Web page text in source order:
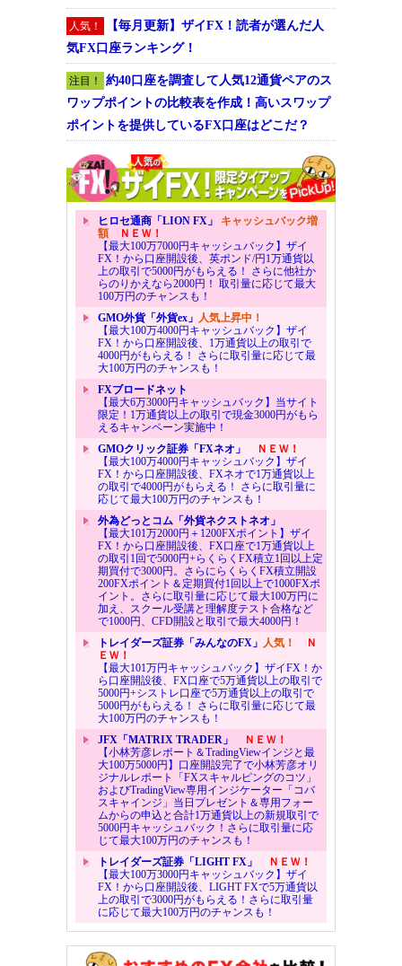
人気！
【毎月更新】ザイFX！読者が選んだ人
気FX口座ランキング！
注目！
約40口座を調査して人気12通貨ペアのス
ワップポイントの比較表を作成！高いスワップ
ポイントを提供しているFX口座はどこだ？
ヒロセ通商「LION FX」 キャッシュバック増
額ＮＥＷ！
【最大100万7000円キャッシュバック】ザイ
FX！から口座開設後、英ポンド/円1万通貨以
上の取引で5000円がもらえる！ さらに他社か
らのりかえなら2000円！ 取引量に応じて最大
100万円のチャンスも！
GMO外貨「外貨ex」 人気上昇中！
【最大100万4000円キャッシュバック】ザイ
FX！から口座開設後、1万通貨以上の取引で
4000円がもらえる！ さらに取引量に応じて最
大100万円のチャンスも！
FXブロードネット
【最大6万3000円キャッシュバック】当サイト
限定！1万通貨以上の取引で現金3000円がもら
えるキャンペーン実施中！
GMOクリック証券「FXネオ」
ＮＥＷ！
【最大100万4000円キャッシュバック】ザイ
FX！から口座開設後、FXネオで1万通貨以上
の取引で4000円がもらえる！ さらに取引量に
応じて最大100万円のチャンスも！
外為どっとコム「外貨ネクストネオ」
【最大101万2000円＋1200FXポイント】ザイ
FX！から口座開設後、FX口座で1万通貨以上
の取引1回で5000円+らくらくFX積立1回以上定
期買付で3000円。さらにらくらくFX積立開設
200FXポイント＆定期買付1回以上で1000FXポ
イント。さらに取引量に応じて最大100万円に
加え、スクール受講と理解度テスト合格など
で1000円、CFD開設と取引で最大4000円！
トレイダーズ証券「みんなのFX」 人気！
Ｎ
ＥＷ！
【最大101万円キャッシュバック】ザイFX！か
ら口座開設後、FX口座で5万通貨以上の取引で
5000円+シストレ口座で5万通貨以上の取引で
5000円がもらえる！ さらに取引量に応じて最
大100万円のチャンスも！
JFX「MATRIX TRADER」
ＮＥＷ！
【小林芳彦レポート＆TradingViewインジと最
大100万5000円】口座開設完了で小林芳彦オリ
ジナルレポート「FXスキャルピングのコツ」
およびTradingView専用インジケーター「コバ
スキャインジ」当日プレゼント＆専用フォー
ムからの申込と合計1万通貨以上の新規取引で
5000円キャッシュバック！さらに取引量に応
じて最大100万円のチャンスも！
トレイダーズ証券「LIGHT FX」
ＮＥＷ！
【最大100万3000円キャッシュバック】ザイ
FX！から口座開設後、LIGHT FXで5万通貨以
上の取引で3000円がもらえる！さらに取引量
に応じて最大100万円のチャンスも！